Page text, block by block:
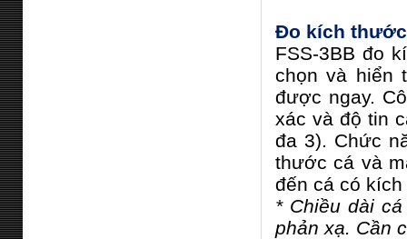
Đo kích
FSS-3BB đo
chọn và hiển
được ngay.
xác và độ tin
đa 3). Chức
thước cá và
đến cá có
* Chiều dài
phản xạ. Cần